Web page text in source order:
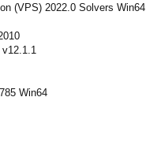
(VPS) 2022.0 Solvers Win64
v12.1.1
Win64